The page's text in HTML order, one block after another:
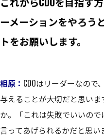
ーメーションをやろう
トをお願いします。
相原： CDOはリーダーなの
与えることが大切だと思い
か。「これは失敗でいいの
言ってあげられるかだと思